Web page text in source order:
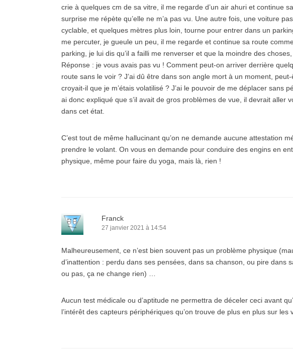
crie à quelques cm de sa vitre, il me regarde d’un air ahuri et continue
surprise me répète qu’elle ne m’a pas vu. Une autre fois, une voiture
cyclable, et quelques mètres plus loin, tourne pour entrer dans un
me percuter, je gueule un peu, il me regarde et continue sa route
parking, je lui dis qu’il a failli me renverser et que la moindre des choses,
Réponse : je vous avais pas vu ! Comment peut-on arriver derrière
route sans le voir ? J’ai dû être dans son angle mort à un moment,
croyait-il que je m’étais volatilisé ? J’ai le pouvoir de me déplacer sans
ai donc expliqué que s’il avait de gros problèmes de vue, il devrait aller
dans cet état.
C’est tout de même hallucinant qu’on ne demande aucune attestation
prendre le volant. On vous en demande pour conduire des engins en
physique, même pour faire du yoga, mais là, rien !
Franck
27 janvier 2021 à 14:54
Malheureusement, ce n’est bien souvent pas un problème physique
d’inattention : perdu dans ses pensées, dans sa chanson, ou pire dans
ou pas, ça ne change rien) …
Aucun test médicale ou d’aptitude ne permettra de déceler ceci avant
l’intérêt des capteurs périphériques qu’on trouve de plus en plus sur les